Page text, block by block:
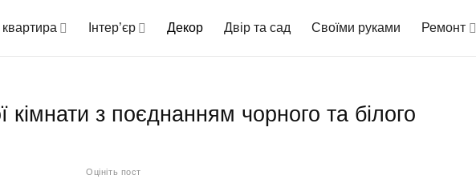
Інтер’єр Декор Двір та сад Своїми руками Ремонт
кімнати з поєднанням чорного та білого
Оцініть пост